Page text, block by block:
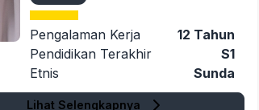
Pengalaman Kerja 12 Tahun
Pendidikan Terakhir
S1
Etnis
Sunda
Lihat Selengkapnya